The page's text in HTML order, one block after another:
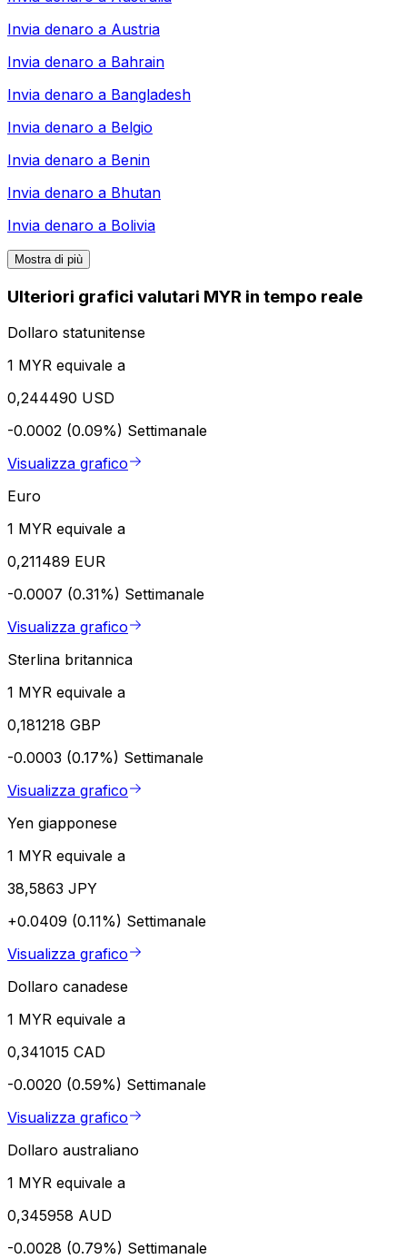
Invia denaro a Austria
Invia denaro a Bahrain
Invia denaro a Bangladesh
Invia denaro a Belgio
Invia denaro a Benin
Invia denaro a Bhutan
Invia denaro a Bolivia
Mostra di più
Ulteriori grafici valutari MYR in tempo reale
Dollaro statunitense
1 MYR equivale a
0,244490 USD
-0.0002 (0.09%) Settimanale
Visualizza grafico
Euro
1 MYR equivale a
0,211489 EUR
-0.0007 (0.31%) Settimanale
Visualizza grafico
Sterlina britannica
1 MYR equivale a
0,181218 GBP
-0.0003 (0.17%) Settimanale
Visualizza grafico
Yen giapponese
1 MYR equivale a
38,5863 JPY
+0.0409 (0.11%) Settimanale
Visualizza grafico
Dollaro canadese
1 MYR equivale a
0,341015 CAD
-0.0020 (0.59%) Settimanale
Visualizza grafico
Dollaro australiano
1 MYR equivale a
0,345958 AUD
-0.0028 (0.79%) Settimanale